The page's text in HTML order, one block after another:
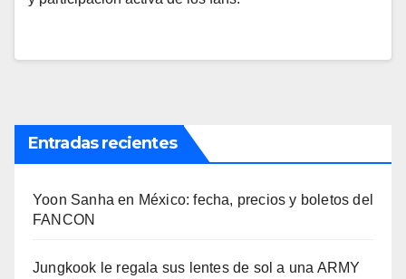
Entradas recientes
Yoon Sanha en México: fecha, precios y boletos del
FANCON
Jungkook le regala sus lentes de sol a una ARMY